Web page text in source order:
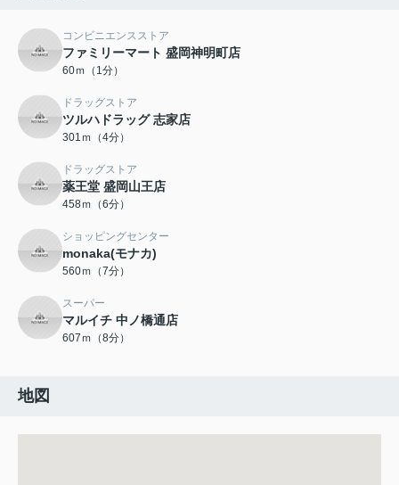
コンビニエンスストア
ファミリーマート 盛岡神明町店
60ｍ（1分）
ドラッグストア
ツルハドラッグ 志家店
301ｍ（4分）
ドラッグストア
薬王堂 盛岡山王店
458ｍ（6分）
ショッピングセンター
monaka(モナカ)
560ｍ（7分）
スーパー
マルイチ 中ノ橋通店
607ｍ（8分）
地図